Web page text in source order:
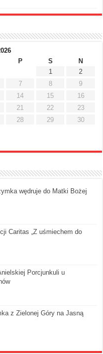
P S
N
1
2
7 8
9
14 15
16
21 22
23
28 29
30
wędruje do Matki Bożej
Caritas „Z uśmiechem do
Porcjunkuli u
z Zielonej Góry na Jasną